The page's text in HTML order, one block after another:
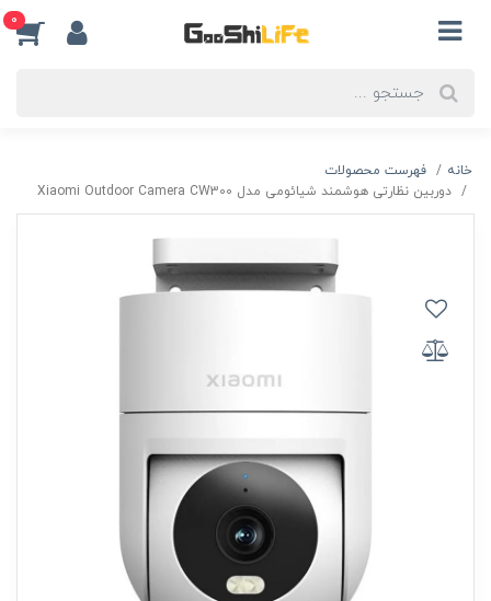
0
خانه
فهرست محصولات
دوربین نظارتی هوشمند شیائومی مدل Xiaomi Outdoor Camera CW300